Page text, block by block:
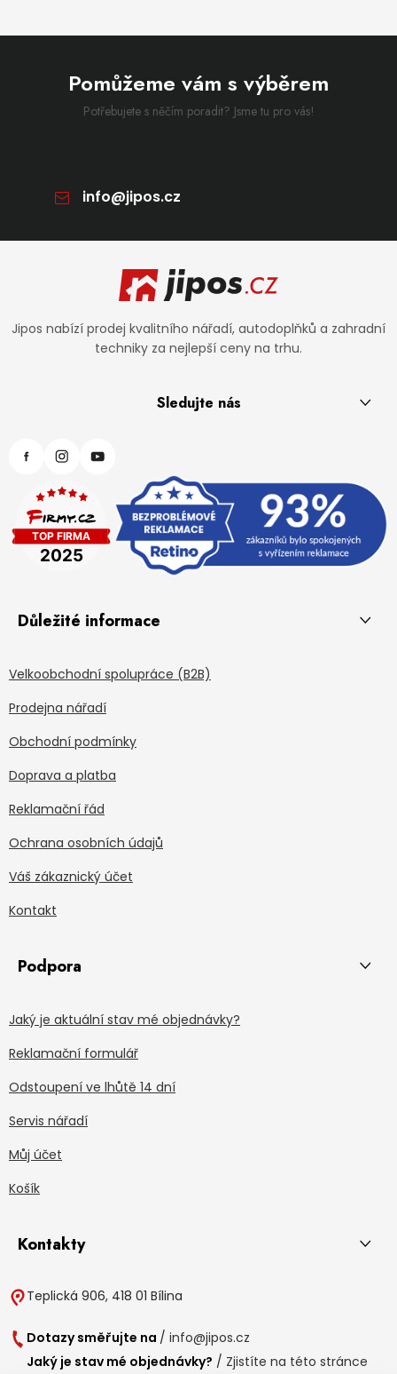
Pomůžeme vám s výběrem
Potřebujete s něčím poradit? Jsme tu pro vás!
info@jipos.cz
Zápatí
Jipos nabízí prodej kvalitního nářadí, autodoplňků a zahradní
techniky za nejlepší ceny na trhu.
Sledujte nás
Důležité informace
Velkoobchodní spolupráce (B2B)
Prodejna nářadí
Obchodní podmínky
Doprava a platba
Reklamační řád
Ochrana osobních údajů
Váš zákaznický účet
Kontakt
Podpora
Jaký je aktuální stav mé objednávky?
Reklamační formulář
Odstoupení ve lhůtě 14 dní
Servis nářadí
Můj účet
Košík
Kontakty
Teplická 906, 418 01 Bílina
Dotazy směřujte na / info@jipos.cz
Jaký je stav mé objednávky? / Zjistíte na této stránce